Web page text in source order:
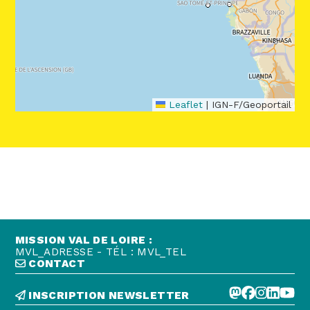
Leaflet | IGN-F/Geoportail
MISSION VAL DE LOIRE :
MVL_ADRESSE - TÉL : MVL_TEL
CONTACT
INSCRIPTION NEWSLETTER
Les dernières nouvelles du Val de Loire
patrimoine mondial délivrées directement
dans votre boîte mail.